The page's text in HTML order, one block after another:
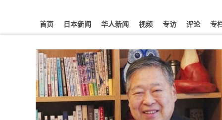
首页 日本新闻 华人新闻 视频 专访 评论 专